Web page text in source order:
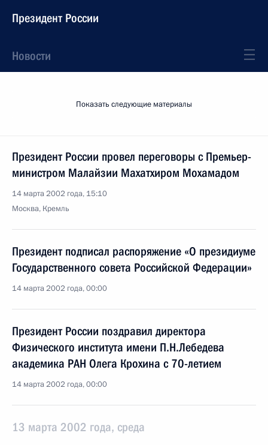
Президент России
Новости
Показать следующие материалы
Президент России провел переговоры с Премьер-
министром Малайзии Махатхиром Мохамадом
14 марта 2002 года, 15:10
Москва, Кремль
Президент подписал распоряжение «О президиуме
Государственного совета Российской Федерации»
14 марта 2002 года, 00:00
Президент России поздравил директора
Физического института имени П.Н.Лебедева
академика РАН Олега Крохина с 70-летием
14 марта 2002 года, 00:00
13 марта 2002 года, среда